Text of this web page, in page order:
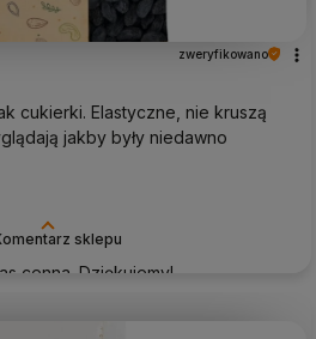
sklepu
cenna. Dziękujemy!
zweryfikowano
cukierki. Elastyczne, nie kruszą
jakby były niedawno